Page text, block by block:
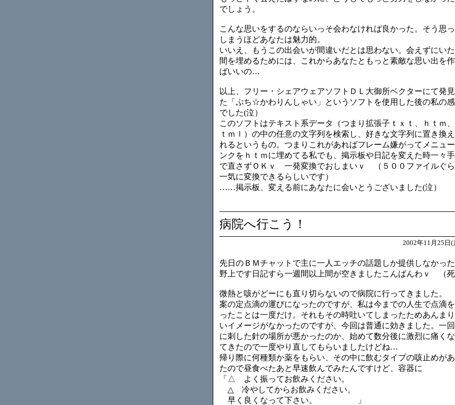
でしょう。
こんな思いをするのならいっそ会わなければ良かった。そう思
しまうほどあなたは魅力的。
いいえ、もうこの出会いが間違いだとは思わない。会えずにい
間を埋めるためには、これからあなたともっと素敵な思い出を
ばいいの…
以上、フリー・シェアウェアソフトＤＬ大御所ベクターにて発
た「ぷち☆かわりんしゃい」というソフトを使用した後の私の
でした(泣）
このソフトはテキスト系データ（つまり拡張子ｔｘｔ、ｈｔｍ、
ｔｍｌ）の中の任意の文字列を検索し、好きな文字列に置き換
れるというもの。つまりこれがあればフレーム嫌がってメニュー
ンクをｈｔｍに埋めてる私でも、掲示板や日記を変えた時一々
で直さずＯＫｖ 一発変換でおしまいｖ （５００ファイルぐ
一気に変換できるらしいです）
……掲示板、変える前にあなたに会いとうございました(泣）
病院へ行こう！
2002年11月25日(
先日のＢＭチャットで主に一人エッチの話題しか提供しなかっ
野上です日記すら一週間以上間が空きましたこんばんわｖ （死
微熱と咳がどーにも直り切らないので病院に行ってきました。
案の定点滴の運びになったのですが、私は今までの人生で点滴
ったことは一度だけ。それもその時吐いてしまったためあんま
いイメージがなかったのですが、今回は普通に効きました。一回
に刺した針の場所が悪かったのか、始めて数分後に激烈に痛く
てきたので一度やり直してもらいましたけどね…
帰り際に何種類か薬をもらい、その中に飲むタイプの咳止めが
たので昼食べたあと早速飲んでみたんですけど、容器に
「△ よく振ってお飲みください。
△ 冷やしてからお飲みください。
早く良くなって下さい。 」